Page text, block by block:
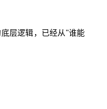
层逻辑，已经从"谁能